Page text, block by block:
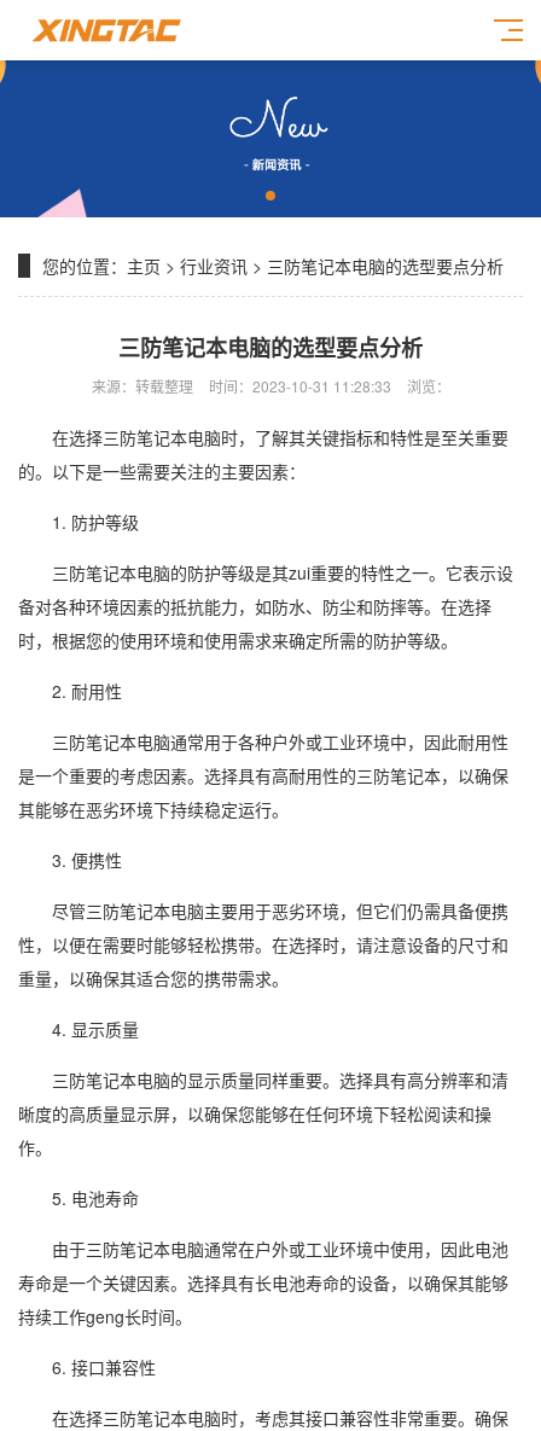
您的位置： 主页 > 行业资讯 > 三防笔记本电脑的选型要点分析
三防笔记本电脑的选型要点分析
来源：转载整理 时间：2023-10-31 11:28:33 浏览：
在选择三防笔记本电脑时，了解其关键指标和特性是至关重要
的。以下是一些需要关注的主要因素：
1. 防护等级
三防笔记本电脑的防护等级是其zui重要的特性之一。它表示设
备对各种环境因素的抵抗能力，如防水、防尘和防摔等。在选择
时，根据您的使用环境和使用需求来确定所需的防护等级。
2. 耐用性
三防笔记本电脑通常用于各种户外或工业环境中，因此耐用性
是一个重要的考虑因素。选择具有高耐用性的三防笔记本，以确保
其能够在恶劣环境下持续稳定运行。
3. 便携性
尽管三防笔记本电脑主要用于恶劣环境，但它们仍需具备便携
性，以便在需要时能够轻松携带。在选择时，请注意设备的尺寸和
重量，以确保其适合您的携带需求。
4. 显示质量
三防笔记本电脑的显示质量同样重要。选择具有高分辨率和清
晰度的高质量显示屏，以确保您能够在任何环境下轻松阅读和操
作。
5. 电池寿命
由于三防笔记本电脑通常在户外或工业环境中使用，因此电池
寿命是一个关键因素。选择具有长电池寿命的设备，以确保其能够
持续工作geng长时间。
6. 接口兼容性
在选择三防笔记本电脑时，考虑其接口兼容性非常重要。确保